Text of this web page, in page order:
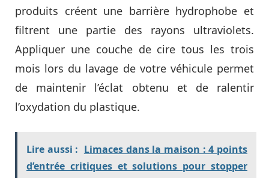
produits créent une barrière hydrophobe et
filtrent une partie des rayons ultraviolets.
Appliquer une couche de cire tous les trois
mois lors du lavage de votre véhicule permet
de maintenir l’éclat obtenu et de ralentir
l’oxydation du plastique.
Lire aussi : Limaces dans la maison : 4 points
d’entrée critiques et solutions pour stopper